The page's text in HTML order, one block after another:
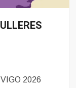
2026